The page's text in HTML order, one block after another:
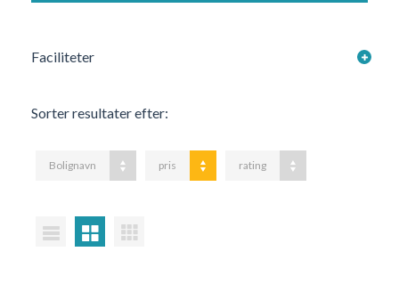
Faciliteter
Sorter resultater efter:
Bolignavn pris rating